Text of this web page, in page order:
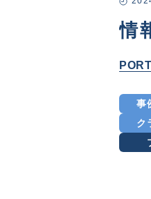
情
事
ク